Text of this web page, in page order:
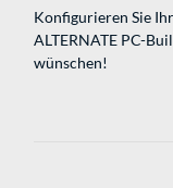
Konfigurieren Sie
ALTERNATE PC-
wünschen!